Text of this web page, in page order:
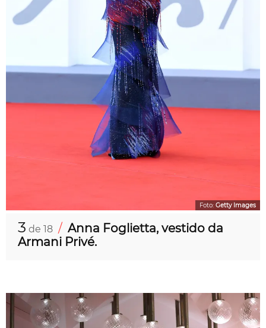
Foto: Getty Images
3 de 18 / Anna Foglietta, vestido da
Armani Privé.